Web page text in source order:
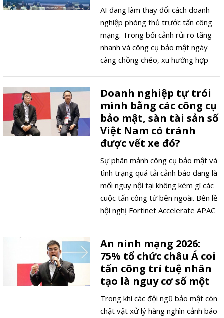
AI đang làm thay đổi cách doanh
nghiệp phòng thủ trước tấn công
mạng. Trong bối cảnh rủi ro tăng
nhanh và công cụ bảo mật ngày
càng chồng chéo, xu hướng hợp
lựa chọn rõ nét hơn.
Doanh nghiệp tự trói
mình bằng các công cụ
bảo mật, sàn tài sản số
Việt Nam có tránh
được vết xe đó?
Sự phân mảnh công cụ bảo mật và
tình trạng quá tải cảnh báo đang là
mối nguy nội tại không kém gì các
cuộc tấn công từ bên ngoài. Bên lề
hội nghị Fortinet Accelerate APAC
trao đổi với hai Giám đốc cấp cao
của Fortinet Đông Nam Á về các
thách thức an ninh mạng trong kỷ
nguyên AI và lý do các tổ chức
đang dần chuyển sang nền tảng
bảo mật hợp nhất.
An ninh mạng 2026:
75% tổ chức châu Á coi
tấn công trí tuệ nhân
tạo là nguy cơ số một
Trong khi các đội ngũ bảo mật còn
chật vật xử lý hàng nghìn cảnh báo